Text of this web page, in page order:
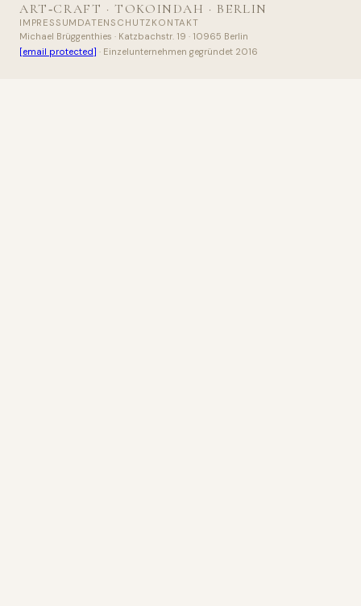
ART‑CRAFT · TOKOINDAH · BERLIN
IMPRESSUM DATENSCHUTZ KONTAKT
Michael Brüggenthies · Katzbachstr. 19 · 10965 Berlin
[email protected] · Einzelunternehmen gegründet 2016